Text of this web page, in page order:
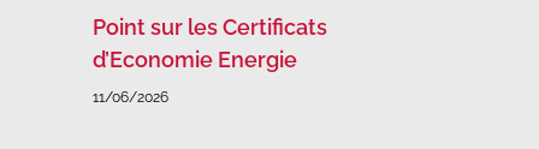
Point sur les Certificats
d’Economie Energie
11/06/2026